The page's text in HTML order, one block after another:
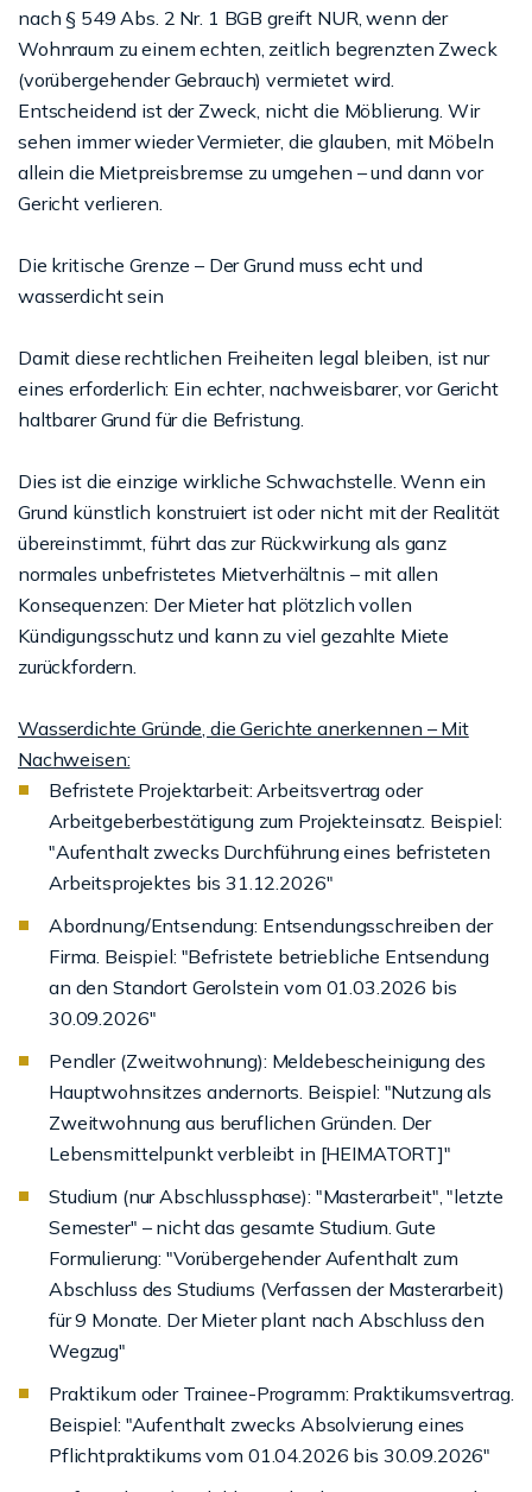
nach § 549 Abs. 2 Nr. 1 BGB greift NUR, wenn der
Wohnraum zu einem echten, zeitlich begrenzten Zweck
(vorübergehender Gebrauch) vermietet wird.
Entscheidend ist der Zweck, nicht die Möblierung. Wir
sehen immer wieder Vermieter, die glauben, mit Möbeln
allein die Mietpreisbremse zu umgehen – und dann vor
Gericht verlieren.
Die kritische Grenze – Der Grund muss echt und
wasserdicht sein
Damit diese rechtlichen Freiheiten legal bleiben, ist nur
eines erforderlich: Ein echter, nachweisbarer, vor Gericht
haltbarer Grund für die Befristung.
Dies ist die einzige wirkliche Schwachstelle. Wenn ein
Grund künstlich konstruiert ist oder nicht mit der Realität
übereinstimmt, führt das zur Rückwirkung als ganz
normales unbefristetes Mietverhältnis – mit allen
Konsequenzen: Der Mieter hat plötzlich vollen
Kündigungsschutz und kann zu viel gezahlte Miete
zurückfordern.
Wasserdichte Gründe, die Gerichte anerkennen – Mit
Nachweisen:
Befristete Projektarbeit: Arbeitsvertrag oder
Arbeitgeberbestätigung zum Projekteinsatz. Beispiel:
"Aufenthalt zwecks Durchführung eines befristeten
Arbeitsprojektes bis 31.12.2026"
Abordnung/Entsendung: Entsendungsschreiben der
Firma. Beispiel: "Befristete betriebliche Entsendung
an den Standort Gerolstein vom 01.03.2026 bis
30.09.2026"
Pendler (Zweitwohnung): Meldebescheinigung des
Hauptwohnsitzes andernorts. Beispiel: "Nutzung als
Zweitwohnung aus beruflichen Gründen. Der
Lebensmittelpunkt verbleibt in [HEIMATORT]"
Studium (nur Abschlussphase): "Masterarbeit", "letzte
Semester" – nicht das gesamte Studium. Gute
Formulierung: "Vorübergehender Aufenthalt zum
Abschluss des Studiums (Verfassen der Masterarbeit)
für 9 Monate. Der Mieter plant nach Abschluss den
Wegzug"
Praktikum oder Trainee-Programm: Praktikumsvertrag.
Beispiel: "Aufenthalt zwecks Absolvierung eines
Pflichtpraktikums vom 01.04.2026 bis 30.09.2026"